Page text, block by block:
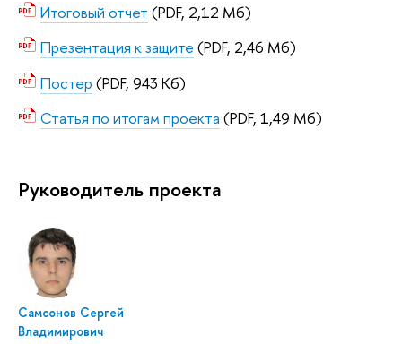
Итоговый отчет (PDF, 2,12 Мб)
Презентация к защите (PDF, 2,46 Мб)
Постер (PDF, 943 Кб)
Статья по итогам проекта (PDF, 1,49 Мб)
Руководитель проекта
Самсонов Сергей
Владимирович